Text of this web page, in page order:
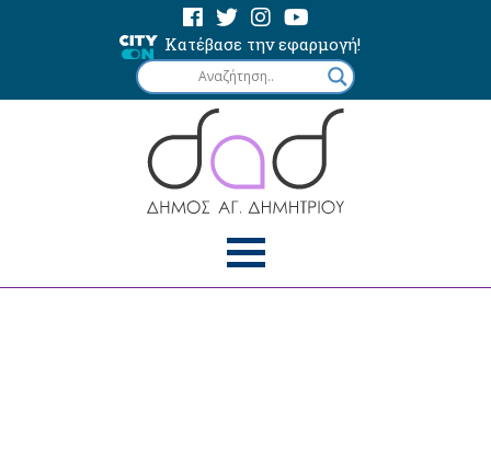
Κατέβασε την εφαρμογή!